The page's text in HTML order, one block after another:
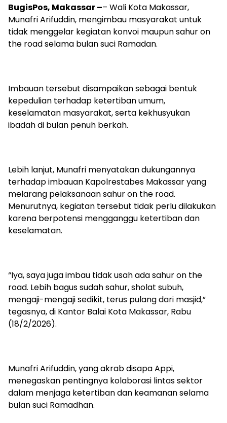
BugisPos, Makassar –– Wali Kota Makassar,
Munafri Arifuddin, mengimbau masyarakat untuk
tidak menggelar kegiatan konvoi maupun sahur on
the road selama bulan suci Ramadan.
Imbauan tersebut disampaikan sebagai bentuk
kepedulian terhadap ketertiban umum,
keselamatan masyarakat, serta kekhusyukan
ibadah di bulan penuh berkah.
Lebih lanjut, Munafri menyatakan dukungannya
terhadap imbauan Kapolrestabes Makassar yang
melarang pelaksanaan sahur on the road.
Menurutnya, kegiatan tersebut tidak perlu dilakukan
karena berpotensi mengganggu ketertiban dan
keselamatan.
“Iya, saya juga imbau tidak usah ada sahur on the
road. Lebih bagus sudah sahur, sholat subuh,
mengaji-mengaji sedikit, terus pulang dari masjid,”
tegasnya, di Kantor Balai Kota Makassar, Rabu
(18/2/2026).
Munafri Arifuddin, yang akrab disapa Appi,
menegaskan pentingnya kolaborasi lintas sektor
dalam menjaga ketertiban dan keamanan selama
bulan suci Ramadhan.